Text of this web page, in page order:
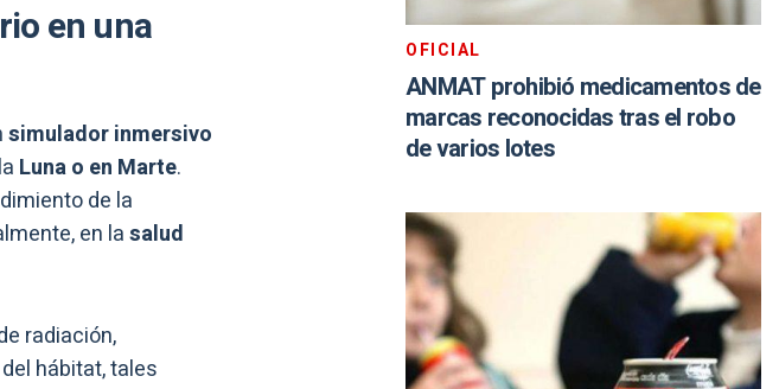
en una
simulador inmersivo
Luna o en Marte.
de la
en lasalud
radiación,
hábitat, tales
OFICIAL
ANMAT prohibió medicamentos de
marcas reconocidas tras el robo
de varios lotes